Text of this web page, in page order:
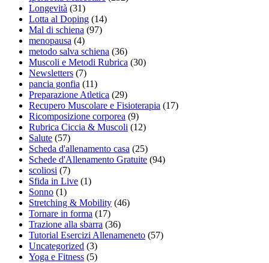
Longevità (31)
Lotta al Doping (14)
Mal di schiena (97)
menopausa (4)
metodo salva schiena (36)
Muscoli e Metodi Rubrica (30)
Newsletters (7)
pancia gonfia (11)
Preparazione Atletica (29)
Recupero Muscolare e Fisioterapia (17)
Ricomposizione corporea (9)
Rubrica Ciccia & Muscoli (12)
Salute (57)
Scheda d'allenamento casa (25)
Schede d'Allenamento Gratuite (94)
scoliosi (7)
Sfida in Live (1)
Sonno (1)
Stretching & Mobility (46)
Tornare in forma (17)
Trazione alla sbarra (36)
Tutorial Esercizi Allenameneto (57)
Uncategorized (3)
Yoga e Fitness (5)